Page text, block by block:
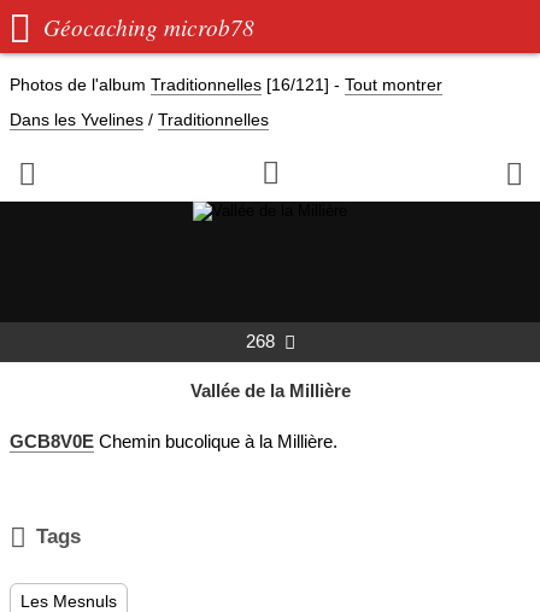
 Géocaching microb78
Photos de l'album Traditionnelles [16/121] - Tout montrer
Dans les Yvelines / Traditionnelles
  
268 
Vallée de la Millière
GCB8V0E Chemin bucolique à la Millière.
 Tags
Les Mesnuls